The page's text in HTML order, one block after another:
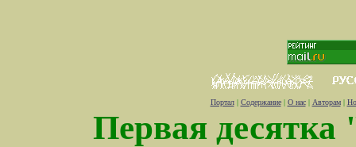
Портал| Содержание| О нас| Авторам|
Первая десятка